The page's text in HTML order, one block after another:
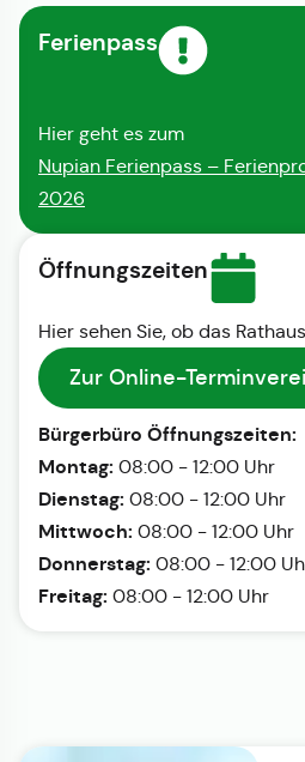
Ferienpass
Hier geht es zum
Nupian Ferienpass –
2026
Öffnungszeiten
Hier sehen Sie, ob das
Zur Online-
Bürgerbüro Öffnungszeiten:
Montag: 08:00 - 12:00 Uhr
Dienstag: 08:00 - 12:00 Uhr
Mittwoch: 08:00 - 12:00 Uhr
Donnerstag: 08:00 - 12:00
Freitag: 08:00 - 12:00 Uhr